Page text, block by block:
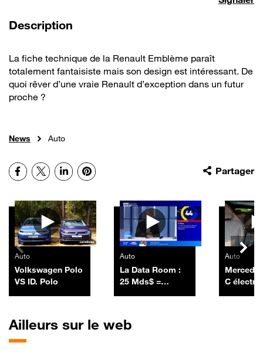
Description
La fiche technique de la Renault Emblème paraît
totalement fantaisiste mais son design est intéressant. De
quoi rêver d’une vraie Renault d’exception dans un futur
proche ?
News Auto
Partager
Facebook
X LinkedInPinterest
Autres vidéos
Auto
Volkswagen Polo
VS ID. Polo
Auto
La Data Room :
25 Mds$ =
obligataire en
Auto
C
Ailleurs sur le web